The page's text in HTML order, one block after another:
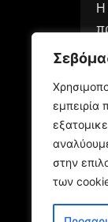
εμπειρία
στην
των
Η